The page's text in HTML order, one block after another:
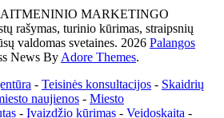
MARKETINGO
rašymas, turinio kūrimas, straipsnių
valdomas svetaines. 2026 Palangos
News By Adore Themes.
- Teisinės konsultacijos - Skaidrių
naujienos - Miesto
- Įvaizdžio kūrimas - Veidoskaita -